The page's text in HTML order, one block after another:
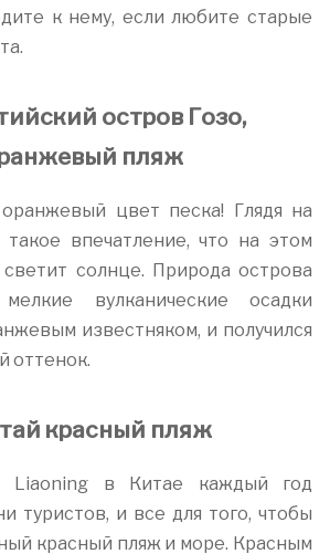
к нему, если любите старые
остров Гозо,
пляж
цвет песка! Глядя на
такое впечатление, что на этом
солнце. Природа острова
мелкие вулканические осадки
известняком, и получился
оттенок.
красный пляж
в Китае каждый год
туристов, и все для того, чтобы
красный пляж и море. Красным